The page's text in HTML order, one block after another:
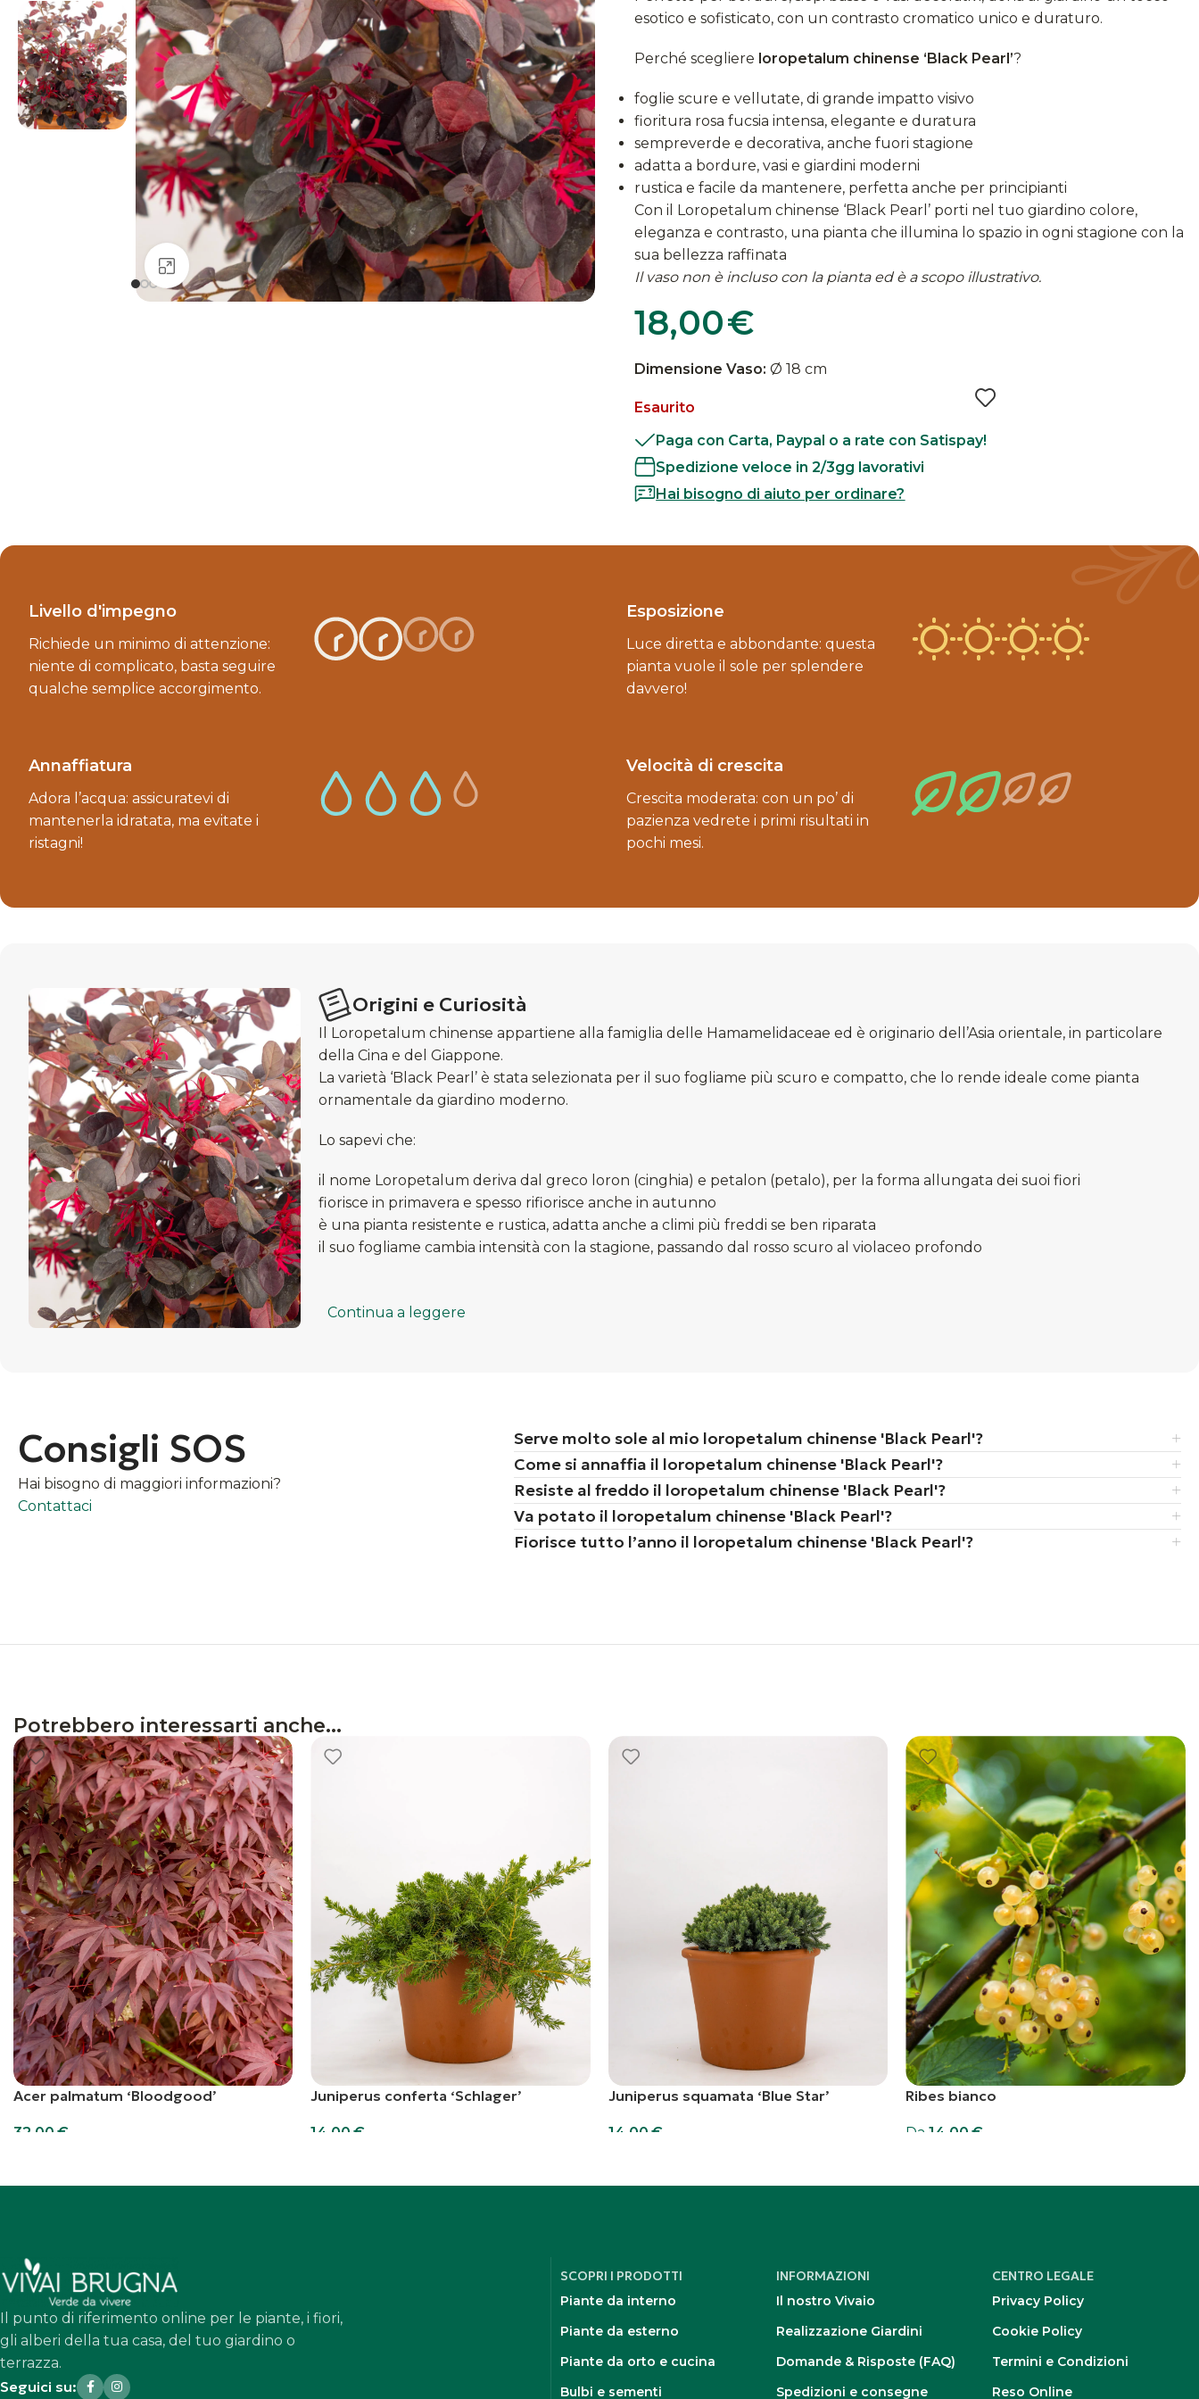
Clicca per ingrandire
esotico e sofisticato, con un contrasto cromatico unico e duraturo.
Perché scegliere loropetalum chinense ‘Black Pearl’?
foglie scure e vellutate, di grande impatto visivo
fioritura rosa fucsia intensa, elegante e duratura
sempreverde e decorativa, anche fuori stagione
adatta a bordure, vasi e giardini moderni
rustica e facile da mantenere, perfetta anche per principianti
Con il Loropetalum chinense ‘Black Pearl’ porti nel tuo giardino colore,
eleganza e contrasto, una pianta che illumina lo spazio in ogni stagione con la
sua bellezza raffinata
Il vaso non è incluso con la pianta ed è a scopo illustrativo.
18,00€
Dimensione Vaso: Ø 18 cm
Esaurito
Paga con Carta, Paypal o a rate con Satispay!
Spedizione veloce in 2/3gg lavorativi
Hai bisogno di aiuto per ordinare?
Livello d'impegno
Richiede un minimo di attenzione:
niente di complicato, basta seguire
qualche semplice accorgimento.
Esposizione
Luce diretta e abbondante: questa
pianta vuole il sole per splendere
davvero!
Annaffiatura
Adora l’acqua: assicuratevi di
mantenerla idratata, ma evitate i
ristagni!
Velocità di crescita
Crescita moderata: con un po’ di
pazienza vedrete i primi risultati in
pochi mesi.
Origini e Curiosità
Il Loropetalum chinense appartiene alla famiglia delle Hamamelidaceae ed è originario dell’Asia orientale, in particolare
della Cina e del Giappone.
La varietà ‘Black Pearl’ è stata selezionata per il suo fogliame più scuro e compatto, che lo rende ideale come pianta
ornamentale da giardino moderno.
Lo sapevi che:
il nome Loropetalum deriva dal greco loron (cinghia) e petalon (petalo), per la forma allungata dei suoi fiori
fiorisce in primavera e spesso rifiorisce anche in autunno
è una pianta resistente e rustica, adatta anche a climi più freddi se ben riparata
il suo fogliame cambia intensità con la stagione, passando dal rosso scuro al violaceo profondo
Continua a leggere
Consigli SOS
Hai bisogno di maggiori informazioni?
Contattaci
Serve molto sole al mio loropetalum chinense 'Black Pearl'?
Come si annaffia il loropetalum chinense 'Black Pearl'?
Resiste al freddo il loropetalum chinense 'Black Pearl'?
Va potato il loropetalum chinense 'Black Pearl'?
Fiorisce tutto l’anno il loropetalum chinense 'Black Pearl'?
Potrebbero interessarti anche...
Acer palmatum ‘Bloodgood’
32,00 €
Juniperus conferta ‘Schlager’
14,00 €
Juniperus squamata ‘Blue Star’
14,00 €
Ribes bianco
Da14,00 €
Il punto di riferimento online per le piante, i fiori,
gli alberi della tua casa, del tuo giardino o
terrazza.
Seguici su:
SCOPRI I PRODOTTI
Piante da interno
Piante da esterno
Piante da orto e cucina
Bulbi e sementi
INFORMAZIONI
Il nostro Vivaio
Realizzazione Giardini
Domande & Risposte (FAQ)
Spedizioni e consegne
CENTRO LEGALE
Privacy Policy
Cookie Policy
Termini e Condizioni
Reso Online